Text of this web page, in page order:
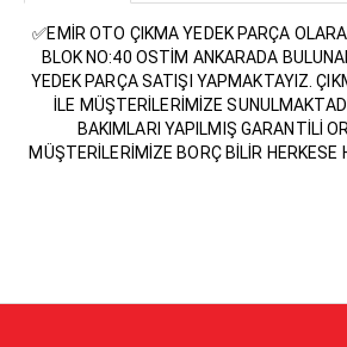
✅EMİR OTO ÇIKMA YEDEK PARÇA
BLOK NO:40 OSTİM ANKARADA
YEDEK PARÇA SATIŞI YAPMAKTAYIZ.
İLE MÜŞTERİLERİMİZE
BAKIMLARI YAPILMIŞ GARANTİLİ
MÜŞTERİLERİMİZE BORÇ BİLİR